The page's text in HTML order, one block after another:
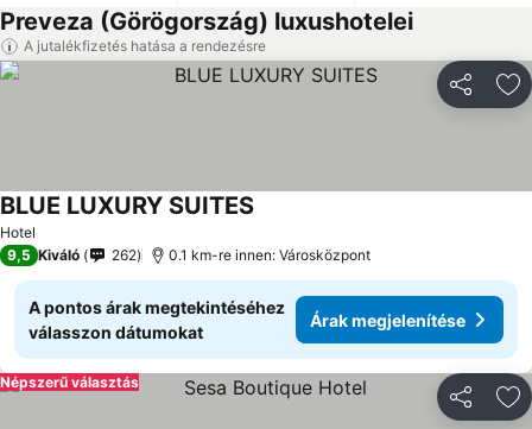
Preveza (Görögország) luxushotelei
A jutalékfizetés hatása a rendezésre
Hotel
BLUE LUXURY SUITES
9,5 Kiváló 262 0.1 km-re innen: Városközpont
A pontos árak megtekintéséhez
válasszon dátumokat
Árak megjelenítése
Népszerű választás